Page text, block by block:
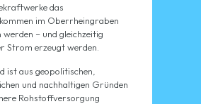
das
im Oberrheingraben
werden – und gleichzeitig
Strom erzeugt werden.
ist aus geopolitischen,
und nachhaltigen Gründen
Rohstoffversorgung